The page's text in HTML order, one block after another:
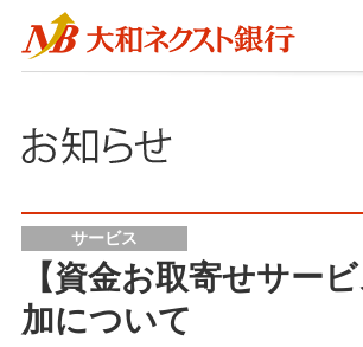
サービス
【資金お取寄せサー
加について